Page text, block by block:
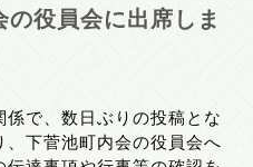
役員会に出席しま
で、数日ぶりの投稿とな
、下菅池町内会の役員会へ